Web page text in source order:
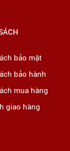
bảo mật
bảo hành
mua hàng
giao hàng